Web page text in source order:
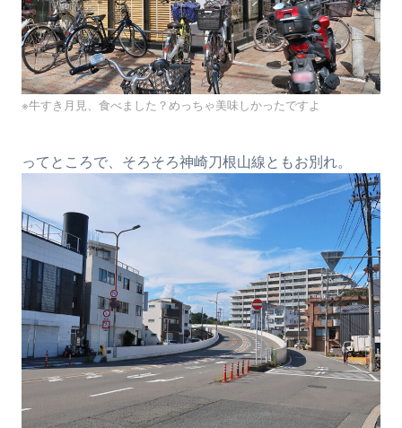
※牛すき月見、食べました？めっちゃ美味しかったですよ
ってところで、そろそろ神崎刀根山線ともお別れ。